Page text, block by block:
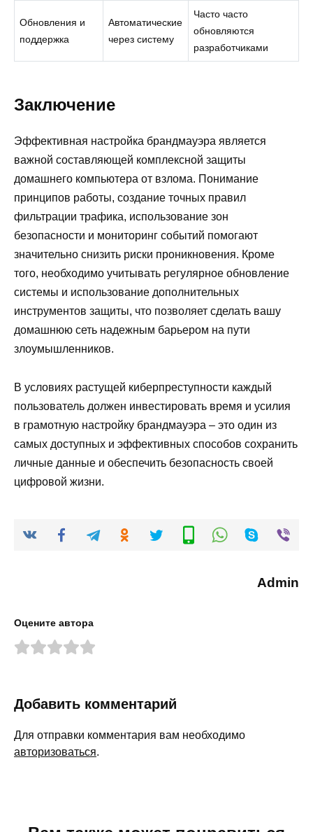
Обновления и
поддержка
Автоматические
через систему
Часто часто
обновляются
разработчиками
Заключение
Эффективная настройка брандмауэра является
важной составляющей комплексной защиты
домашнего компьютера от взлома. Понимание
принципов работы, создание точных правил
фильтрации трафика, использование зон
безопасности и мониторинг событий помогают
значительно снизить риски проникновения. Кроме
того, необходимо учитывать регулярное обновление
системы и использование дополнительных
инструментов защиты, что позволяет сделать вашу
домашнюю сеть надежным барьером на пути
злоумышленников.
В условиях растущей киберпреступности каждый
пользователь должен инвестировать время и усилия
в грамотную настройку брандмауэра – это один из
самых доступных и эффективных способов сохранить
личные данные и обеспечить безопасность своей
цифровой жизни.
Admin
Оцените автора
Добавить комментарий
Для отправки комментария вам необходимо
авторизоваться.